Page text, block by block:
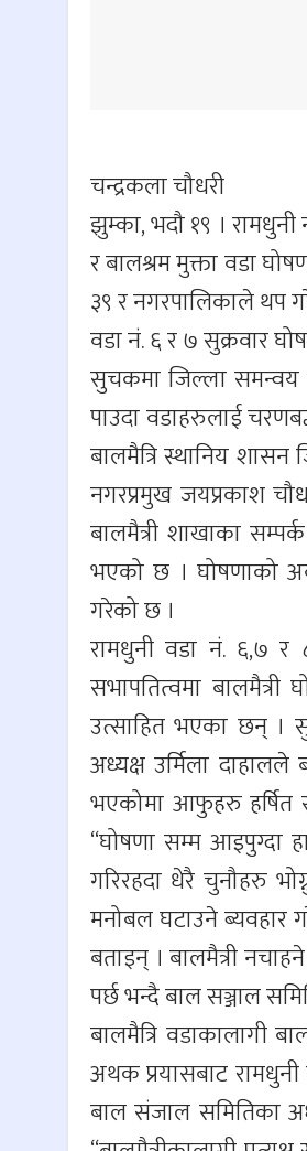
चन्द्रकला चौधरी
झुम्का, भदौ १९ ।
र बालश्रम मुक्ता वडा
३९ र नगरपालिकाले थप
वडा नं. ६ र ७ सुक्रवार
सुचकमा जिल्ला समन्वय
पाउदा वडाहरुलाई
बालमैत्रि स्थानिय
नगरप्रमुख जयप्रकाश
बालमैत्री शाखाका
भएको छ । घोषणाको
गरेको छ ।
रामधुनी वडा नं. ६,७ र
सभापतित्वमा
उत्साहित भएका छन् ।
अध्यक्ष उर्मिला
भएकोमा आफुहरु हर्षित
“घोषणा सम्म आइपुग्दा
गरिरहदा धेरै चुनौहरु
मनोबल घटाउने ब्यवहार
बताइन् । बालमैत्री
पर्छ भन्दै बाल सञ्जाल
बालमैत्रि वडाकालागी
अथक प्रयासबाट
बाल संजाल समितिका